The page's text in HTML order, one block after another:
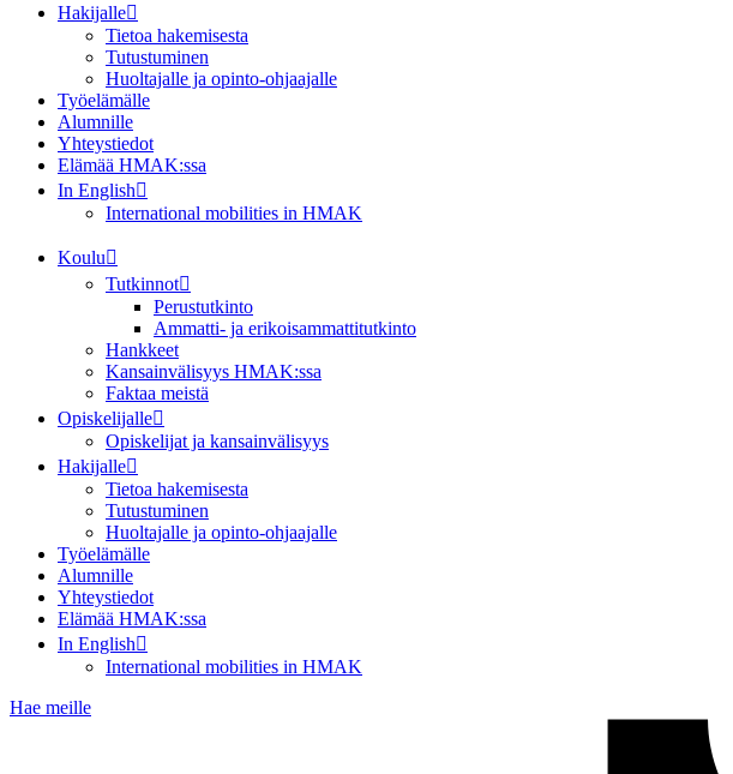
Hakijalle
Tietoa hakemisesta
Tutustuminen
Huoltajalle ja opinto-ohjaajalle
Työelämälle
Alumnille
Yhteystiedot
Elämää HMAK:ssa
In English
International mobilities in HMAK
Koulu
Tutkinnot
Perustutkinto
Ammatti- ja erikoisammattitutkinto
Hankkeet
Kansainvälisyys HMAK:ssa
Faktaa meistä
Opiskelijalle
Opiskelijat ja kansainvälisyys
Hakijalle
Tietoa hakemisesta
Tutustuminen
Huoltajalle ja opinto-ohjaajalle
Työelämälle
Alumnille
Yhteystiedot
Elämää HMAK:ssa
In English
International mobilities in HMAK
Hae meille